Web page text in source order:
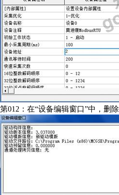
第012：在“设备编辑窗口”中，删